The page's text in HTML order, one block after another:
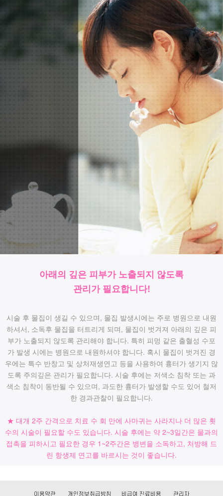
아래의 깊은 피부가 노출되지 않도록
관리가 필요합니다!
시술 후 물집이 생길 수 있으며, 물집 발생시에는 주로 병원으로 내원
하셔서, 소독후 물집을 터트리게 되며, 물집이 벗겨져 아래의 깊은 피
부가 노출되지 않도록 관리해야 합니다. 특히 피멍 같은 출혈성 수포
가 발생 시에는 병원으로 내원하셔야 합니다. 혹시 물집이 벗겨진 경
우에는 특수 반창고 및 상처재생연고 등을 사용하여 흉터가 생기지 않
도록 주의깊은 관리가 필요합니다. 시술 후에는 저색소 침착 또는 과
색소 침착이 동반될 수 있으며, 과도한 흉터가 발생할 수도 있어 철저
한 경과관찰이 필요합니다.
★ 대개 2주 간격으로 치료 수 회 만에 사마귀는 사라지나 더 많은 횟
수의 시술이 필요할 수도 있습니다. 시술 후에는 약 2~3일간은 물과의
접촉을 피하시고 필요한 경우 1~2주간은 병변을 소독하고, 처방해 드
린 항생제 연고를 바르시는 것이 좋습니다.
이용약관 개인정보취급방침 비급여 진료비용 관리자